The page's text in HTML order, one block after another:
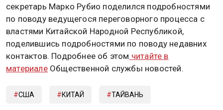
секретарь Марко Рубио поделился подробностями
по поводу ведущегося переговорного процесса с
властями Китайской Народной Республикой,
поделившись подробностями по поводу недавних
контактов. Подробнее об этом читайте в
материалеОбщественной службы новостей.
США КИТАЙ ТАЙВАНЬ